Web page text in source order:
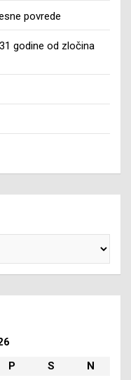
povrede
godine od zločina
P S
N